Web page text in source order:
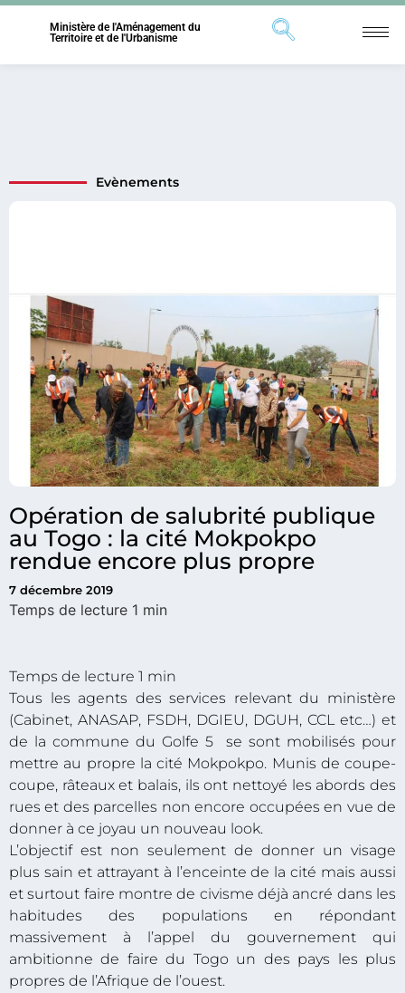
Ministère de l'Aménagement du
Territoire et de l'Urbanisme
Opération de salubrité publique
au Togo : la cité Mokpokpo
rendue encore plus propre
7 décembre 2019
Evènements
Tous les agents des services relevant du ministère
(Cabinet, ANASAP, FSDH, DGIEU, DGUH, CCL etc…) et
de la commune du Golfe 5 se sont mobilisés pour
mettre au propre la cité Mokpokpo. Munis de coupe-
coupe, râteaux et balais, ils ont nettoyé les abords des
rues et des parcelles non encore occupées en vue de
donner à ce joyau un nouveau look.
L’objectif est non seulement de donner un visage
plus sain et attrayant à l’enceinte de la cité mais aussi
et surtout faire montre de civisme déjà ancré dans les
habitudes des populations en répondant
massivement à l’appel du gouvernement qui
ambitionne de faire du Togo un des pays les plus
propres de l’Afrique de l’ouest.